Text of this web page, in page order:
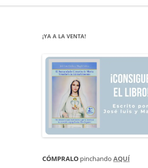
¡YA A LA VENTA!
CÓMPRALO pinchando AQUÍ